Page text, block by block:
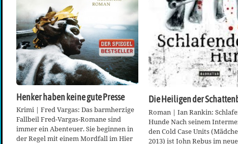
Henker haben keine gute Presse
Krimi | Fred Vargas: Das barmherzige
Fallbeil Fred-Vargas-Romane sind
immer ein Abenteuer. Sie beginnen in
der Regel mit einem Mordfall im Hier
Die Heiligen der
Roman | Ian Rankin:
Hunde Nach seinem
den Cold Case Units
2013) ist John Rebus im